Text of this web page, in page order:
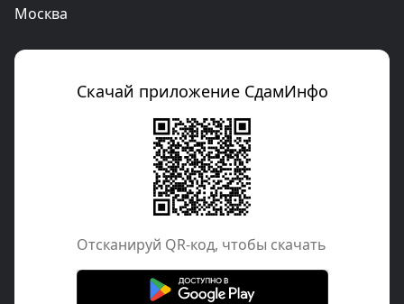
Москва
Скачай приложение СдамИнфо
Отcканируй QR-код, чтобы скачать